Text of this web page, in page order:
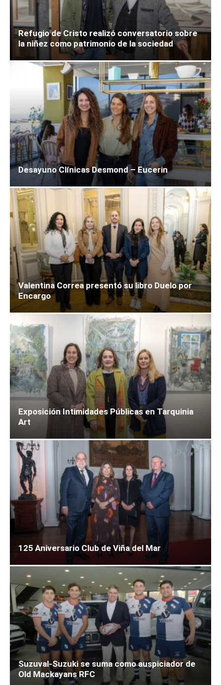
Refugio de Cristo realizó conversatorio sobre
la niñez como patrimonio de la sociedad
Desayuno Clínicas Desmond – Eucerin
Valentina Correa presentó su libro Duelo por
Encargo
Exposición Intimidades Públicas en Tarquinia
Art
125 Aniversario Club de Viña del Mar
Suzuval-Suzuki se suma como auspiciador de
Old Mackayans RFC